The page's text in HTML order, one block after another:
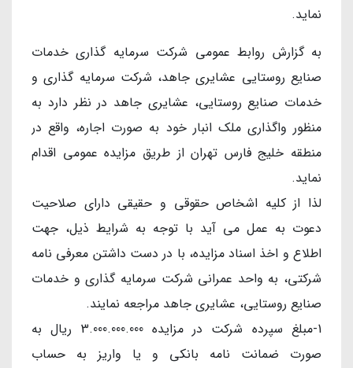
نماید.
به گزارش روابط عمومی شرکت سرمایه گذاری خدمات
صنایع روستایی عشایری جاهد، شركت سرمایه گذاری و
خدمات صنایع روستایی، عشایری جاهد در نظر دارد به
منظور واگذاری ملک انبار خود به صورت اجاره، واقع در
منطقه خلیج فارس تهران از طریق مزایده عمومی اقدام
نماید.
لذا از کلیه اشخاص حقوقی و حقیقی دارای صلاحیت
دعوت به عمل می آید با توجه به شرایط ذیل، جهت
اطلاع و اخذ اسناد مزایده، با در دست داشتن معرفی نامه
شرکتی، به واحد عمرانی شرکت سرمایه گذاری و خدمات
صنایع روستایی، عشایری جاهد مراجعه نمایند.
1-مبلغ سپرده شرکت در مزایده 3.000.000.000 ریال به
صورت ضمانت نامه بانکی و یا واریز به حساب